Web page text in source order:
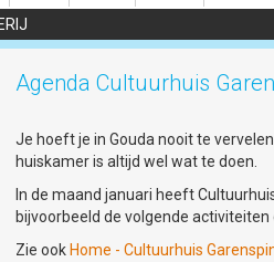
Agenda Cultuurhuis
Je hoeft je in Gouda nooit te
huiskamer is altijd wel wat te doen.
In de maand januari heeft
bijvoorbeeld de volgende activiteiten
Zie ook Home - Cultuurhuis